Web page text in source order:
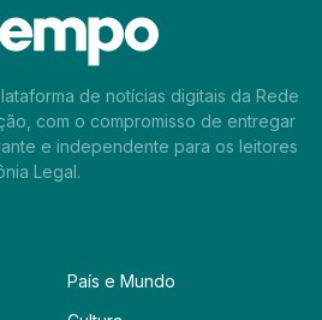
de notícias digitais da Rede
com o compromisso de entregar
e independente para os leitores
Legal.
País e Mundo